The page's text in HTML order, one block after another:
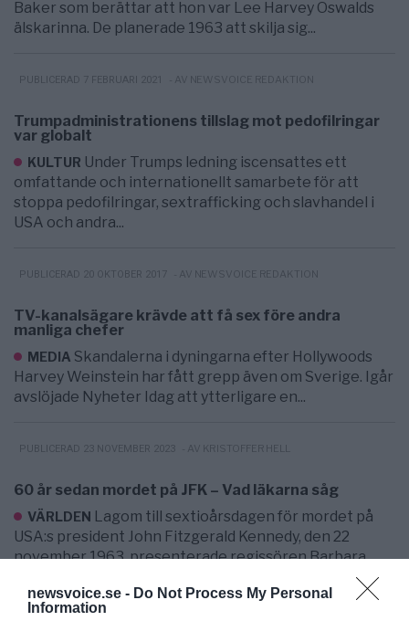
newsvoice.se - Do Not Process My Personal
Information
Baker som berättar att hon var Lee Harvey Oswalds
älskarinna. De planerade 1963 att skilja sig...
PUBLICERAD 7 FEBRUARI 2021 - AV NEWSVOICE REDAKTION
Trumpadministrationens tillslag mot pedofilringar
var globalt
KULTUR Under Trumps ledning iscensattes ett
omfattande och internationellt samarbete för att
stoppa pedofilringar, sextrafficking och slavhandel i
USA och andra...
PUBLICERAD 20 OKTOBER 2017 - AV NEWSVOICE REDAKTION
TV-kanalsägare krävde att få sex före andra
manliga chefer
MEDIA Skandalerna i dyningarna efter Hollywoods
Harvey Weinstein har fått grepp även om Sverige. Igår
avslöjade Nyheter Idag att ytterligare en...
PUBLICERAD 23 NOVEMBER 2023 - AV KRISTOFFER HELL
60 år sedan mordet på JFK – Vad läkarna såg
VÄRLDEN Lagom till sextioårsdagen för mordet på
USA:s president John Fitzgerald Kennedy, den 22
november 1963, presenterade regissören Barbara